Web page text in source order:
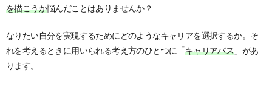
を描こうか悩んだことはありませんか？
なりたい自分を実現するためにどのようなキャリアを選択するか。そ
れを考えるときに用いられる考え方のひとつに「 キャリアパス 」があ
ります。